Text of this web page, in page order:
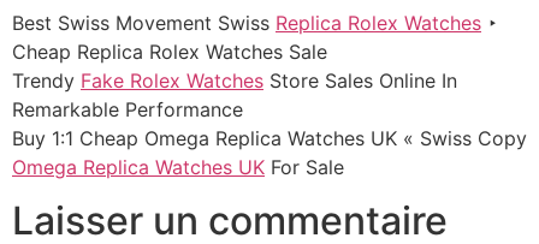
Best Swiss Movement Swiss Replica Rolex Watches ‣
Cheap Replica Rolex Watches Sale
Trendy Fake Rolex Watches Store Sales Online In
Remarkable Performance
Buy 1:1 Cheap Omega Replica Watches UK « Swiss Copy
Omega Replica Watches UK For Sale
Laisser un commentaire